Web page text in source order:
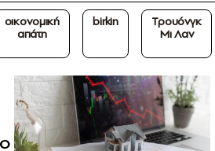
οικονομική
απάτη
birkin
Τρουόνγκ
Μι Λαν